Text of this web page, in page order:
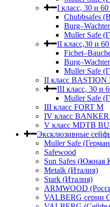
I класс, 30 и 60
Chubbsafes
Muller Safe
II класс,30 и
Muller Safe
II класс BASTION
III класс, 30 и
Muller Safe
III класс FORT M
IV класс
V класс МDTB
Эксклюзивные
Muller Safe
Safewood
Sun Safes (Южная
Metalk (Италия)
Stark (Италия)
ARMWOOD
VALBERG серии